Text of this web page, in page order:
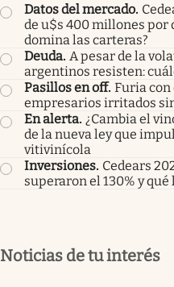
Datos del mercado.
de u$s 400 millones por
domina las carteras?
Deuda. A pesar de la
argentinos resisten:
Pasillos en off. Furia con
empresarios irritados
En alerta. ¿Cambia el
de la nueva ley que
vitivinícola
Inversiones. Cedears
superaron el 130% y qué
Noticias de tu interés